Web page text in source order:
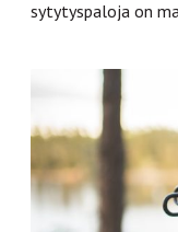
sytytyspaloja on